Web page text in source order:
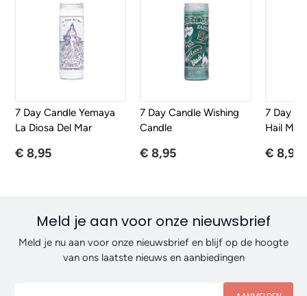
7 Day Candle Yemaya
La Diosa Del Mar
€ 8,95
7 Day Candle Wishing
Candle
€ 8,95
7 Day
Hail
€ 8,95
Meld je aan voor onze nieuwsbrief
Meld je nu aan voor onze nieuwsbrief en blijf op de hoogte
van ons laatste nieuws en aanbiedingen